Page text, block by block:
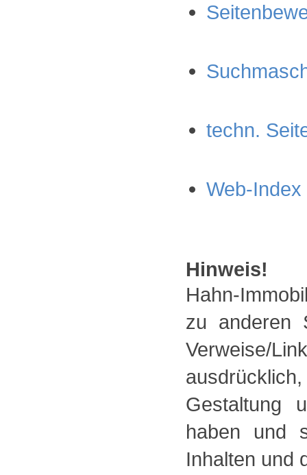
techn.
Web-Index
Hinweis!
Hahn-
zu anderen
Verweise/
Gestaltung
haben und
Inhalten und